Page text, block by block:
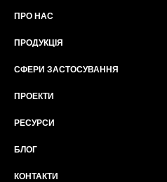
ПРО НАС
ПРОДУКЦІЯ
СФЕРИ ЗАСТОСУВАННЯ
ПРОЕКТИ
РЕСУРСИ
БЛОГ
КОНТАКТИ